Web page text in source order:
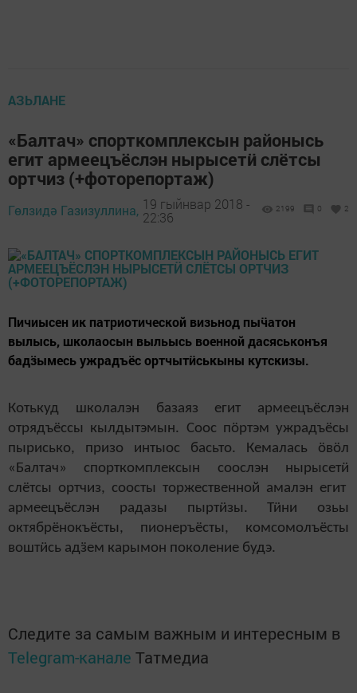
АЗЬЛАНЕ
«Балтач» спорткомплексын районысь
егит армеецъёслэн нырысетӥ слётсы
ортчиз (+фоторепортаж)
Гөлзидә Газизуллина, 19 гыйнвар 2018 -
22:36
2199 0 2
Пичиысен ик патриотической визьнод пыӵатон
вылысь, школаосын выльысь военной дасяськонъя
бадӟымесь ужрадъёс ортчытӥськыны кутскизы.
Котькуд школалэн базаяз егит армеецъёслэн
отрядъёссы кылдытэмын. Соос пӧртэм ужрадъёсы
пырисько, призо интыос басьто. Кемалась ӧвӧл
«Балтач» спорткомплексын соослэн нырысетӥ
слётсы ортчиз, соосты торжественной амалэн егит
армеецъёслэн радазы пыртӥзы. Тӥни озьы
октябрёнокъёсты, пионеръёсты, комсомолъёсты
воштӥсь адӟем карымон поколение будэ.
Следите за самым важным и интересным в
Telegram-канале Татмедиа